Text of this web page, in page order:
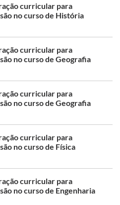
curricular para
no curso de História
curricular para
no curso de Geografia
curricular para
no curso de Geografia
curricular para
no curso de Física
curricular para
no curso de Engenharia